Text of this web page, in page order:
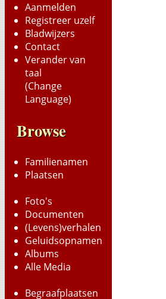
Aanmelden
Registreer uzelf
Bladwijzers
Contact
Verander van
taal
(Change
Language)
Browse
Familienamen
Plaatsen
Foto's
Documenten
(Levens)verhalen
Geluidsopnamen
Albums
Alle Media
Begraafplaatsen